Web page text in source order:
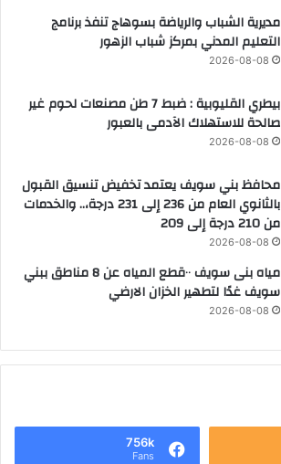
مديرية الشباب والرياضة بسوهاج تنفذ برنامج
التعليم المدني بمركز شباب الزهور
2026-08-08
بيطري القليوبية : ضبط 7 طن مصنعات لحوم غير
صالحة للاستهلاك الآدمى بالعبور
2026-08-08
محافظ بني سويف يعتمد تخفيض تنسيق القبول
بالثانوي العام من 236 إلى 231 درجة،.. والخدمات
من 210 درجة إلى 209
2026-08-08
مياه بنى سويف ٠٠قطع المياه عن 8 مناطق ببني
سويف غدًا لتطهير الخزان الارضي
2026-08-08
756k
Fans